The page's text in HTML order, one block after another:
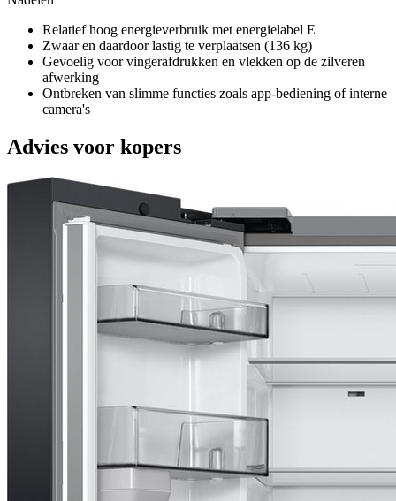
Relatief hoog energieverbruik met energielabel E
Zwaar en daardoor lastig te verplaatsen (136 kg)
Gevoelig voor vingerafdrukken en vlekken op de zilveren
afwerking
Ontbreken van slimme functies zoals app-bediening of interne
camera's
Advies voor kopers